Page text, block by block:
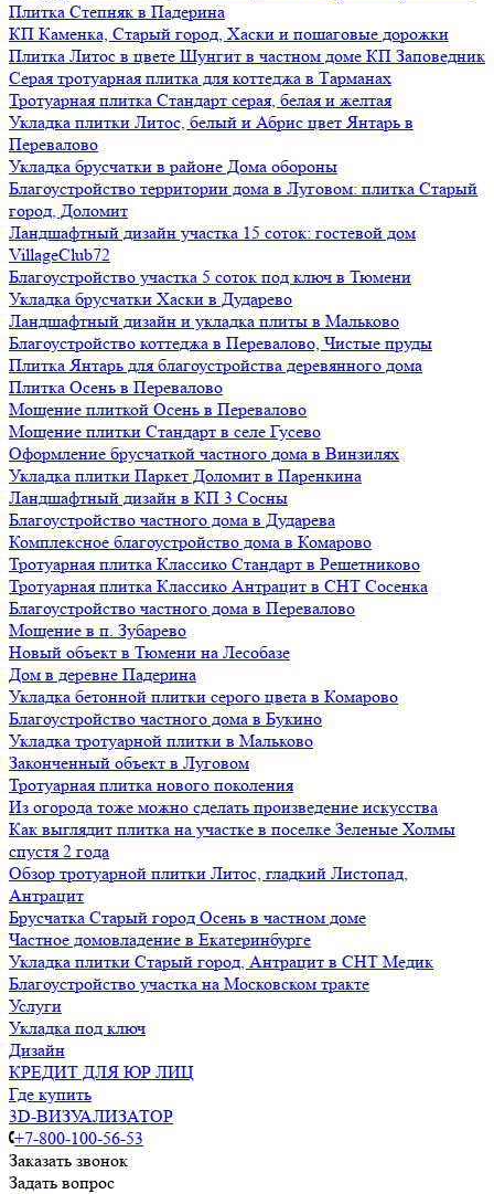
Плитка Степняк в Падерина
КП Каменка, Старый город, Хаски и пошаговые дорожки
Плитка Литос в цвете Шунгит в частном доме КП Заповедник
Серая тротуарная плитка для коттеджа в Тарманах
Тротуарная плитка Стандарт серая, белая и желтая
Укладка плитки Литос, белый и Абрис цвет Янтарь в
Перевалово
Укладка брусчатки в районе Дома обороны
Благоустройство территории дома в Луговом: плитка Старый
город, Доломит
Ландшафтный дизайн участка 15 соток: гостевой дом
VillageClub72
Благоустройство участка 5 соток под ключ в Тюмени
Укладка брусчатки Хаски в Дударево
Ландшафтный дизайн и укладка плиты в Мальково
Благоустройство коттеджа в Перевалово, Чистые пруды
Плитка Янтарь для благоустройства деревянного дома
Плитка Осень в Перевалово
Мощение плиткой Осень в Перевалово
Мощение плитки Стандарт в селе Гусево
Оформление брусчаткой частного дома в Винзилях
Укладка плитки Паркет Доломит в Паренкина
Ландшафтный дизайн в КП 3 Сосны
Благоустройство частного дома в Дударева
Комплексное благоустройство дома в Комарово
Тротуарная плитка Классико Стандарт в Решетниково
Тротуарная плитка Классико Антрацит в СНТ Сосенка
Благоустройство частного дома в Перевалово
Мощение в п. Зубарево
Новый объект в Тюмени на Лесобазе
Дом в деревне Падерина
Укладка бетонной плитки серого цвета в Комарово
Благоустройство частного дома в Букино
Укладка тротуарной плитки в Мальково
Законченный объект в Луговом
Тротуарная плитка нового поколения
Из огорода тоже можно сделать произведение искусства
Как выглядит плитка на участке в поселке Зеленые Холмы
спустя 2 года
Обзор тротуарной плитки Литос, гладкий Листопад,
Антрацит
Брусчатка Старый город Осень в частном доме
Частное домовладение в Екатеринбурге
Укладка плитки Старый город, Антрацит в СНТ Медик
Благоустройство участка на Московском тракте
Услуги
Укладка под ключ
Дизайн
КРЕДИТ ДЛЯ ЮР ЛИЦ
Где купить
3D-ВИЗУАЛИЗАТОР
+7-800-100-56-53
Заказать звонок
Задать вопрос